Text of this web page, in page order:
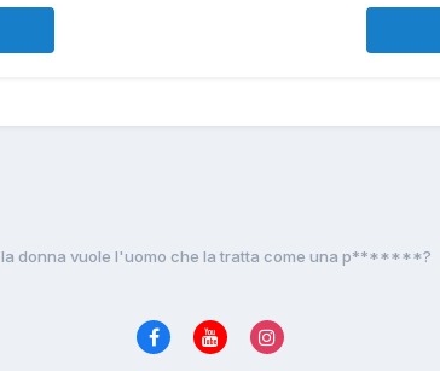
la donna vuole l'uomo che la tratta come una p*******?